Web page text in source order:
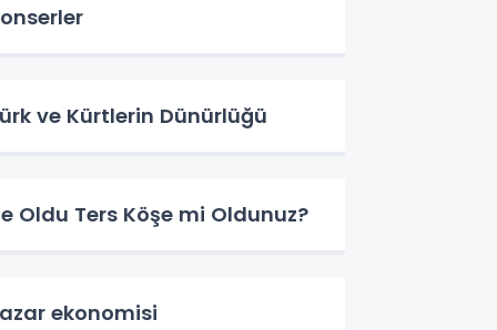
ve Kürtlerin Dünürlüğü
Oldu Ters Köşe mi Oldunuz?
ekonomisi